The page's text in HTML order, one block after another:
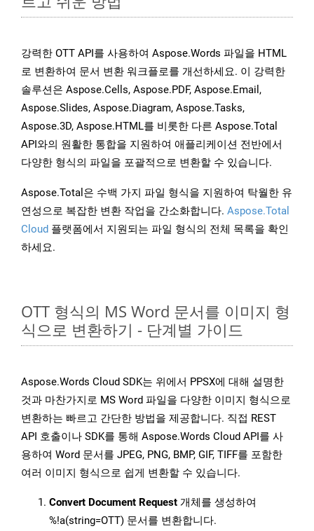
강력한 OTT API를 사용하여 Aspose.Words 파일을 HTML
로 변환하여 문서 변환 워크플로를 개선하세요. 이 강력한
솔루션은 Aspose.Cells, Aspose.PDF, Aspose.Email,
Aspose.Slides, Aspose.Diagram, Aspose.Tasks,
Aspose.3D, Aspose.HTML를 비롯한 다른 Aspose.Total
API와의 원활한 통합을 지원하여 애플리케이션 전반에서
다양한 형식의 파일을 포괄적으로 변환할 수 있습니다.
Aspose.Total은 수백 가지 파일 형식을 지원하여 탁월한 유
연성으로 복잡한 변환 작업을 간소화합니다. Aspose.Total
Cloud 플랫폼에서 지원되는 파일 형식의 전체 목록을 확인
하세요.
OTT 형식의 MS Word 문서를 이미지 형
식으로 변환하기 - 단계별 가이드
Aspose.Words Cloud SDK는 위에서 PPSX에 대해 설명한
것과 마찬가지로 MS Word 파일을 다양한 이미지 형식으로
변환하는 빠르고 간단한 방법을 제공합니다. 직접 REST
API 호출이나 SDK를 통해 Aspose.Words Cloud API를 사
용하여 Word 문서를 JPEG, PNG, BMP, GIF, TIFF를 포함한
여러 이미지 형식으로 쉽게 변환할 수 있습니다.
Convert Document Request 개체를 생성하여
%!a(string=OTT) 문서를 변환합니다.